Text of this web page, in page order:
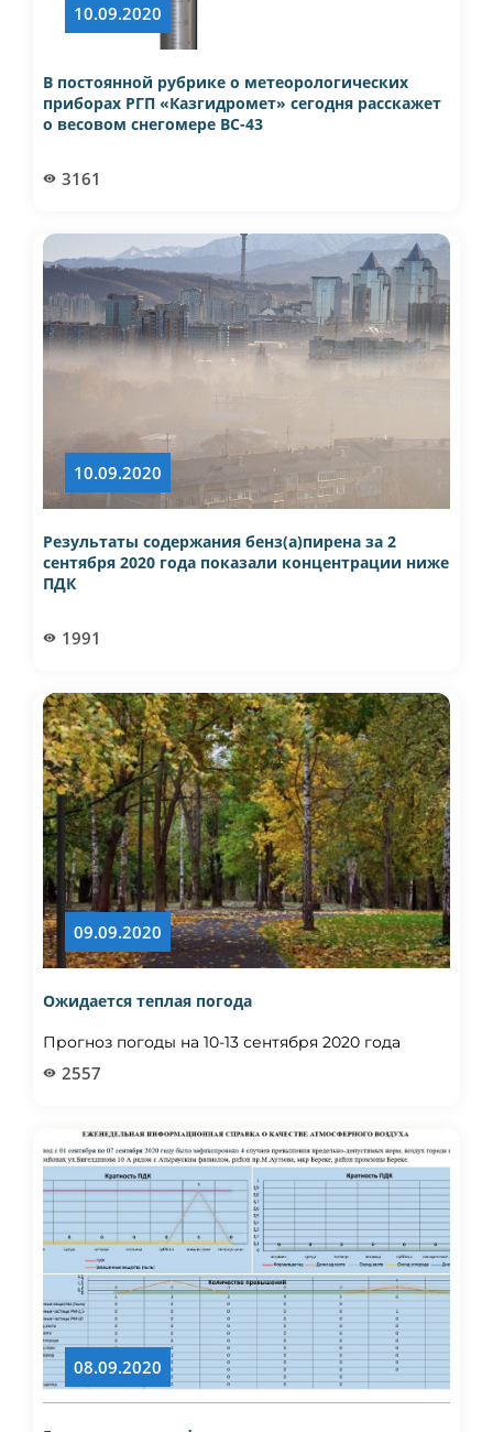
10.09.2020
В постоянной рубрике о метеорологических
приборах РГП «Казгидромет» сегодня расскажет
о весовом снегомере ВС-43
3161
10.09.2020
Результаты содержания бенз(а)пирена за 2
сентября 2020 года показали концентрации ниже
ПДК
1991
09.09.2020
Ожидается теплая погода
Прогноз погоды на 10-13 сентября 2020 года
2557
08.09.2020